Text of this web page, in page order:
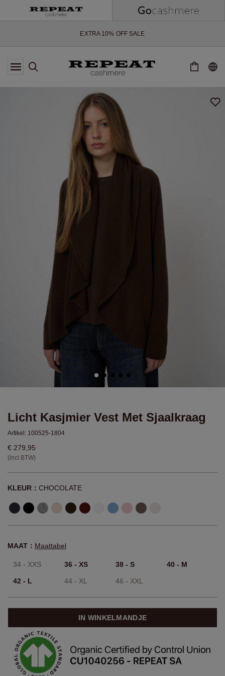
*AANBIEDING IS GELDIG T/M 12 AUGUSTUS 2026
*NIET GELDIG VOOR LIMITED EDITION
*UITZONDERINGEN KUNNEN VAN TOEPASSING ZIJN
SEIZOEN
EXTRA 10% OFF SALE
Licht Kasjmier Vest Met Sjaalkraag
Artikel: 100525-1804
€ 279,95
(incl BTW)
KLEUR： CHOCOLATE
MAAT： Maattabel
34 - XXS 36 - XS 38 - S 40 - M
42 - L 44 - XL 46 - XXL
IN WINKELMANDJE